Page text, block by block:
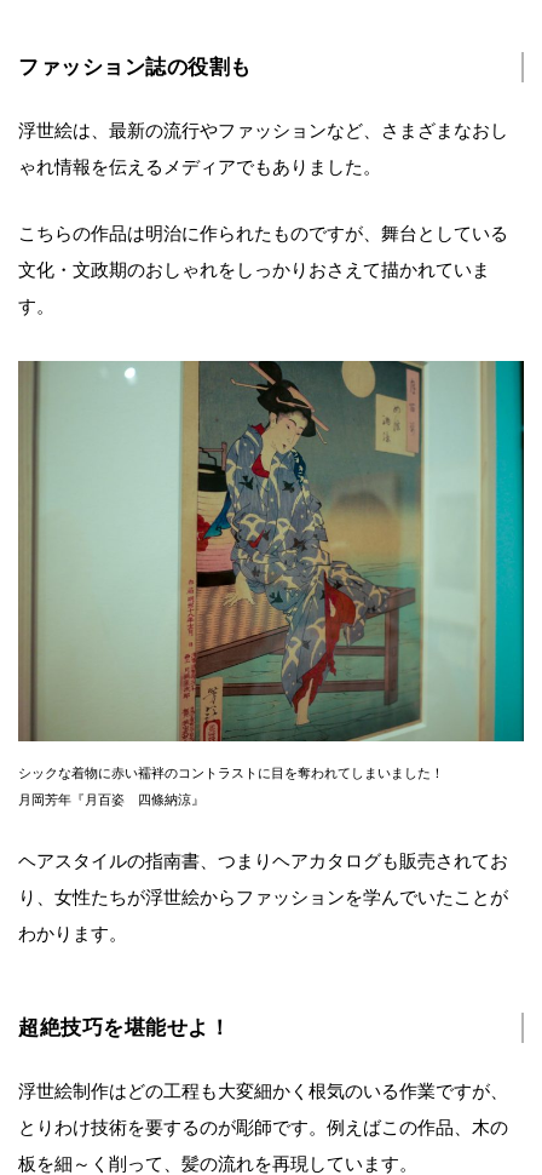
ファッション誌の役割も
浮世絵は、最新の流行やファッションなど、さまざまなおし
ゃれ情報を伝えるメディアでもありました。
こちらの作品は明治に作られたものですが、舞台としている
文化・文政期のおしゃれをしっかりおさえて描かれていま
す。
シックな着物に赤い襦袢のコントラストに目を奪われてしまいました！
月岡芳年『月百姿 四條納涼』
ヘアスタイルの指南書、つまりヘアカタログも販売されてお
り、女性たちが浮世絵からファッションを学んでいたことが
わかります。
超絶技巧を堪能せよ！
浮世絵制作はどの工程も大変細かく根気のいる作業ですが、
とりわけ技術を要するのが彫師です。例えばこの作品、木の
板を細～く削って、髪の流れを再現しています。